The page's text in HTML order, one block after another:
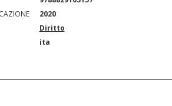
2020
Diritto
ita